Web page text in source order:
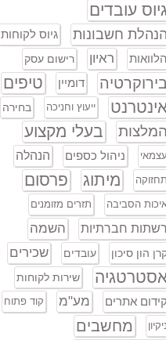
גיוס עובדים
הנהלת חשבונות
גיוס לקוחות
הלוואות
ראיון רישום עסק
דומיין
טיפים
ייעוץ וחניכה בחירה
המלצות בעלי מקצוע
עצמאי ניהול כספים הנהלה
תחזוקה מיתוג פרסום
הסביבה תזרים מזומנים
רשתות חברתיות השמה
הון סיכון עובדים שכירים
שירות לקוחות
קידום אתרים מע"מ קוד פתוח
ניקיון מחשבים